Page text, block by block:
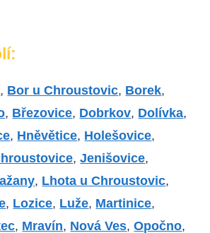
, Bor u Chroustovic, Borek,
, Březovice, Dobrkov, Dolívka,
, Hněvětice, Holešovice,
,Jenišovice,
, Lhota u Chroustovic,
, Lozice, Luže, Martinice,
, Mravín, Nová Ves,Opočno,